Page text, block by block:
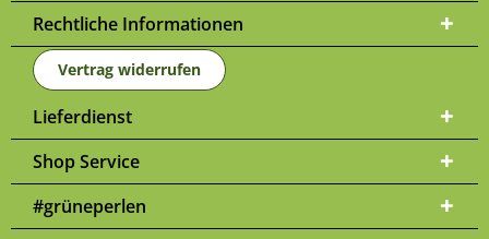
Rechtliche Informationen
Vertrag widerrufen
Lieferdienst
Shop Service
#grüneperlen